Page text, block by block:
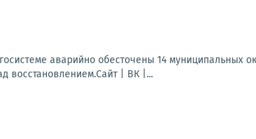
аварийно обесточены 14 муниципальных
восстановлением.Сайт | ВК |...